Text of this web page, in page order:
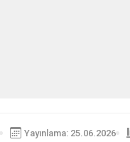
Yayınlama: 25.06.2026